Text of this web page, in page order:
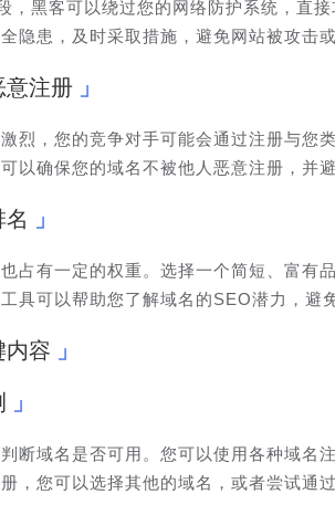
，黑客可以绕过您的网络防护系统，直
隐患，及时采取措施，避免网站被攻击或
意注册
烈，您的竞争对手可能会通过注册与您
以确保您的域名不被他人恶意注册，并
占有一定的权重。选择一个简短、富有
具可以帮助您了解域名的SEO潜力，避
内容
断域名是否可用。您可以使用各种域名
，您可以选择其他的域名，或者尝试通